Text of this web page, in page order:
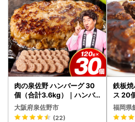
肉の泉佐野 ハンバーグ 30
個（合計3.6kg）｜ハンバ
ーグ 訳あり 黒毛和牛×なに
わポーク
大阪府泉佐野市
(22)
鉄板
ス 20
福岡県